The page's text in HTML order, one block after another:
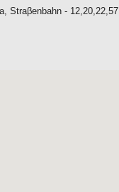
Straβenbahn - 12,20,22,57